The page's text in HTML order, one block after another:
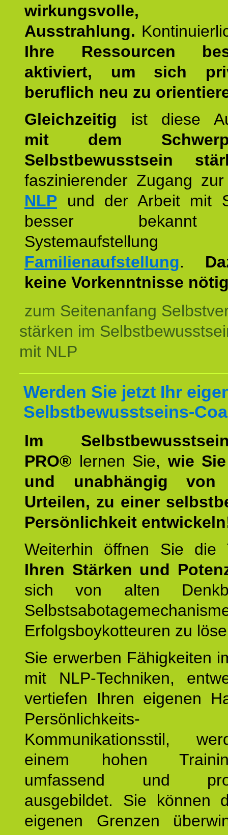
wirkungsvolle,
Ausstrahlung.
Ihre Ressourcen
aktiviert, um sich
beruflich neu zu
Gleichzeitig ist diese
mit dem
Selbstbewusstsein
faszinierender Zugang
NLP und der Arbeit mit
besser
Familienaufstellung.
keine Vorkenntnisse
zum Seitenanfang
stärken im
mit NLP
Werden Sie jetzt Ihr
Selbstbewusstseins-
Im
PRO® lernen Sie, wie
und unabhängig von
Urteilen, zu einer
Persönlichkeit
Weiterhin öffnen Sie
Ihren Stärken und
sich von alten
Erfolgsboykotteuren zu
Sie erwerben Fähigkeiten
mit NLP-Techniken,
vertiefen Ihren eigenen
Kommunikationsstil,
einem hohen
umfassend und
ausgebildet. Sie können
eigenen Grenzen